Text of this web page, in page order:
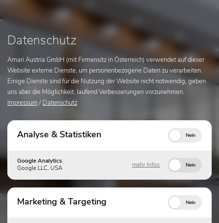
Datenschutz
Amari Austria GmbH (mit Firmensitz in Österreich) verwendet auf dieser
Website externe Dienste, um personenbezogene Daten zu verarbeiten.
Einige Dienste sind für die Nutzung der Website nicht notwendig, geben
uns aber die Möglichkeit, laufend Verbesserungen vorzunehmen.
Impressum / Datenschutz
Analyse & Statistiken Nein
Google Analytics
Google LLC, USA
mehr Infos Nein
Marketing & Targeting Nein